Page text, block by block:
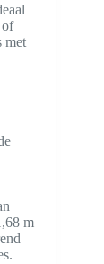
of
met
m